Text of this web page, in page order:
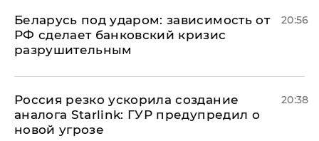
Беларусь под ударом: зависимость от
РФ сделает банковский кризис
разрушительным
20:56
​Россия резко ускорила создание
аналога Starlink: ГУР предупредил о
новой угрозе
20:38